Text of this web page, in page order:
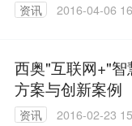
资讯
2016-04-06
西奥"互联网+"
方案与创新案例
资讯
2016-02-23